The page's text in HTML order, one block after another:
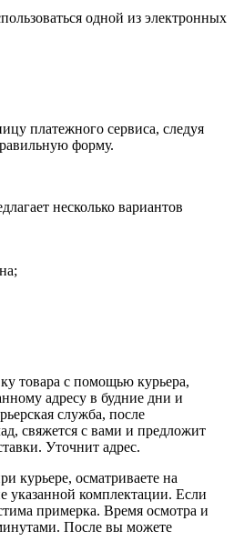
одной из электронных
платежного сервиса, следуя
форму.
несколько вариантов
товара с помощью курьера,
адресу в будние дни и
служба, после
свяжется с вами и предложит
Уточнит адрес.
курьере, осматриваете на
указанной комплектации. Если
примерка. Время осмотра и
После вы можете